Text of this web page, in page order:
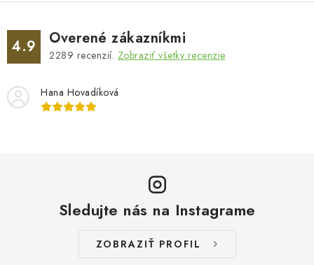
4.9 Overené zákazníkmi
2289 recenzií. Zobraziť všetky recenzie
Hana Hovadíková
Sledujte nás na Instagrame
ZOBRAZIŤ PROFIL